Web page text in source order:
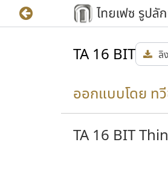
TA 16 BIT ลิ
ออกแบบโดย ท
TA 16 BIT Thin